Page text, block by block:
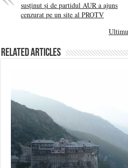
susținut și de partidul AUR a ajuns
cenzurat pe un site al PROTV
Related Articles